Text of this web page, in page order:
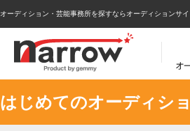
オーディション・芸能事務所を探すならオーディションサ
はじめてのオーディシ